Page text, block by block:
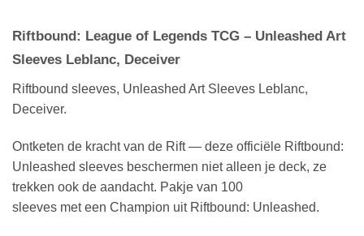
Riftbound: League of Legends TCG – Unleashed Art
Sleeves Leblanc, Deceiver
Riftbound sleeves, Unleashed Art Sleeves Leblanc,
Deceiver.
Ontketen de kracht van de Rift — deze officiële Riftbound:
Unleashed sleeves beschermen niet alleen je deck, ze
trekken ook de aandacht. Pakje van 100
sleeves met een Champion uit Riftbound: Unleashed.